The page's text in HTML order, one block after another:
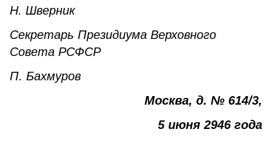
Н. Шверник
Секретарь Президиума Верховного
Совета РСФСР
П. Бахмуров
Москва, д. № 614/3,
5 июня 2946 года